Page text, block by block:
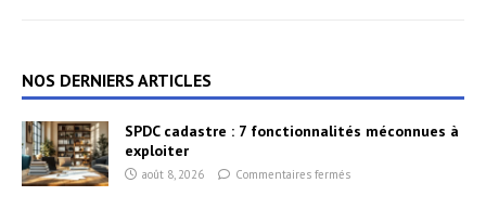
NOS DERNIERS ARTICLES
SPDC cadastre : 7 fonctionnalités méconnues à
exploiter
août 8, 2026 Commentaires fermés